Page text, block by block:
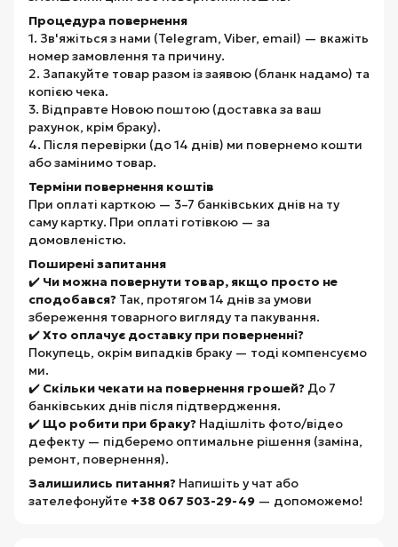
Процедура повернення
1. Зв'яжіться з нами (Telegram, Viber, email) — вкажіть
номер замовлення та причину.
2. Запакуйте товар разом із заявою (бланк надамо) та
копією чека.
3. Відправте Новою поштою (доставка за ваш
рахунок, крім браку).
4. Після перевірки (до 14 днів) ми повернемо кошти
або замінимо товар.
Терміни повернення коштів
При оплаті карткою — 3–7 банківських днів на ту
саму картку. При оплаті готівкою — за
домовленістю.
Поширені запитання
✔️ Чи можна повернути товар, якщо просто не
сподобався? Так, протягом 14 днів за умови
збереження товарного вигляду та пакування.
✔️Хто оплачує доставку при поверненні?
Покупець, окрім випадків браку — тоді компенсуємо
ми.
✔️ Скільки чекати на повернення грошей? До 7
банківських днів після підтвердження.
✔️ Що робити при браку? Надішліть фото/відео
дефекту — підберемо оптимальне рішення (заміна,
ремонт, повернення).
Залишились питання? Напишіть у чат або
зателефонуйте +38 067 503-29-49 — допоможемо!